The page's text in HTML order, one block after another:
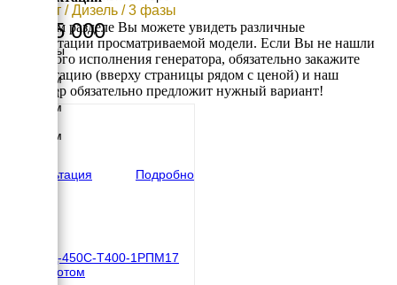
450 кВт / Дизель / 3 фазы
3 765 000
Размеры
6000 мм
Ширина
2300 мм
2500 мм
Консультация
Подробно
ТСС АД-450С-Т400-1РПМ17
под капотом
В данном разделе Вы можете увидеть различные
комплектации просматриваемой модели. Если Вы не нашли
требуемого исполнения генератора, обязательно закажите
консультацию (вверху страницы рядом с ценой) и наш
менеджер обязательно предложит нужный вариант!